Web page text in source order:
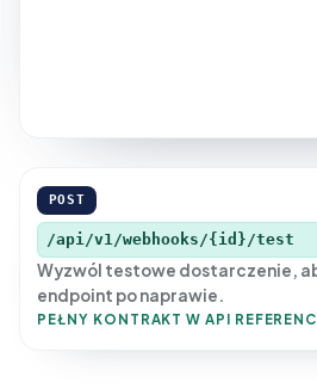
POST
/api/v1/webhooks/{id}/test
Wyzwól testowe dostarczenie,
endpoint po naprawie.
PEŁNY KONTRAKT W API